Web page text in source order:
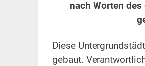
nach Worten
Diese
gebaut.